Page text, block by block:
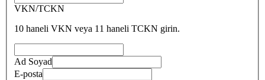
VKN/TCKN
10 haneli VKN veya 11 haneli TCKN girin.
Ad Soyad
E-posta